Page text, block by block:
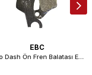
EBC
Hero Dash Ön Fren Balatası EBC SFA732